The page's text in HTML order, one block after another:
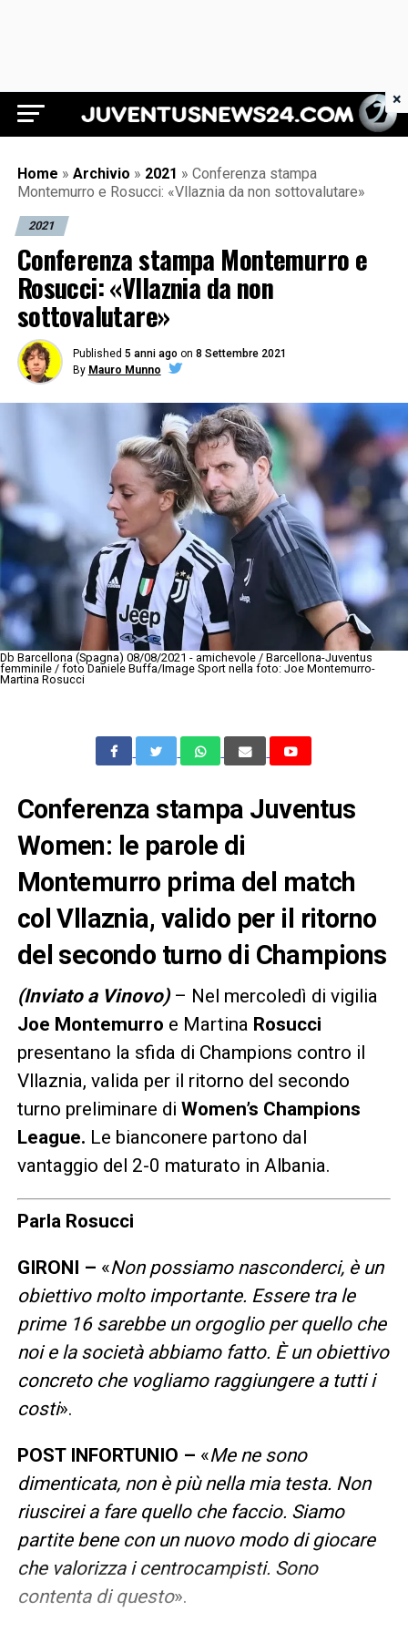
Juventus News 24
Home » Archivio » 2021 » Conferenza stampa
Montemurro e Rosucci: «Vllaznia da non sottovalutare»
2021
Conferenza stampa Montemurro e
Rosucci: «Vllaznia da non
sottovalutare»
Published 5 anni ago on 8 Settembre 2021
By Mauro Munno
Db Barcellona (Spagna) 08/08/2021 - amichevole / Barcellona-Juventus
femminile / foto Daniele Buffa/Image Sport nella foto: Joe Montemurro-
Martina Rosucci
Conferenza stampa Juventus
Women: le parole di
Montemurro prima del match
col Vllaznia, valido per il ritorno
del secondo turno di Champions
(Inviato a Vinovo)– Nel mercoledì di vigilia
Joe Montemurro e Martina Rosucci
presentano la sfida di Champions contro il
Vllaznia, valida per il ritorno del secondo
turno preliminare di Women’s Champions
League. Le bianconere partono dal
vantaggio del 2-0 maturato in Albania.
Parla Rosucci
GIRONI – «Non possiamo nasconderci, è un
obiettivo molto importante. Essere tra le
prime 16 sarebbe un orgoglio per quello che
noi e la società abbiamo fatto. È un obiettivo
concreto che vogliamo raggiungere a tutti i
costi».
POST INFORTUNIO – «Me ne sono
dimenticata, non è più nella mia testa. Non
riuscirei a fare quello che faccio. Siamo
partite bene con un nuovo modo di giocare
che valorizza i centrocampisti. Sono
contenta di questo».
×